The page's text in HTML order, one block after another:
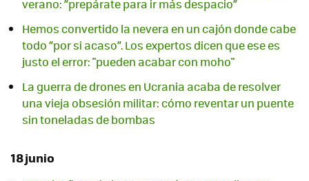
verano: “prepárate para ir más despacio”
Hemos convertido la nevera en un cajón donde cabe
todo “por si acaso”. Los expertos dicen que ese es
justo el error: "pueden acabar con moho"
La guerra de drones en Ucrania acaba de resolver
una vieja obsesión militar: cómo reventar un puente
sin toneladas de bombas
18 junio